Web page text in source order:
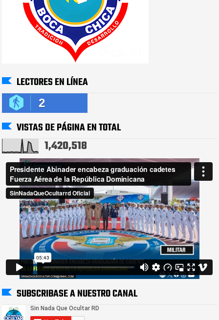
LECTORES EN LÍNEA
2
VISTAS DE PÁGINA EN TOTAL
1,420,518
SUBSCRIBASE A NUESTRO CANAL